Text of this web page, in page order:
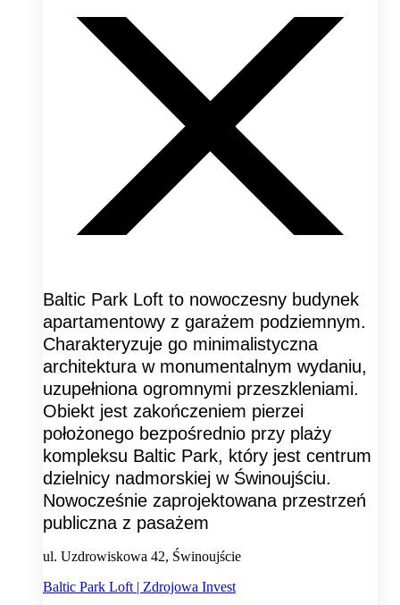
Baltic Park Loft to nowoczesny budynek
apartamentowy z garażem podziemnym.
Charakteryzuje go minimalistyczna
architektura w monumentalnym wydaniu,
uzupełniona ogromnymi przeszkleniami.
Obiekt jest zakończeniem pierzei
położonego bezpośrednio przy plaży
kompleksu Baltic Park, który jest centrum
dzielnicy nadmorskiej w Świnoujściu.
Nowocześnie zaprojektowana przestrzeń
publiczna z pasażem
ul. Uzdrowiskowa 42, Świnoujście
Baltic Park Loft | Zdrojowa Invest